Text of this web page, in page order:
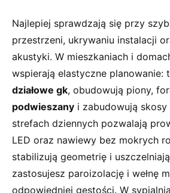
Najlepiej sprawdzają się przy
przestrzeni, ukrywaniu instalacji
akustyki. W mieszkaniach i
wspierają elastyczne planowanie:
działowe gk, obudowują piony,
podwieszany i zabudowują skosy
strefach dziennych pozwalają
LED oraz nawiewy bez mokrych
stabilizują geometrię i
zastosujesz paroizolację i wełnę
odpowiedniej gęstości. W